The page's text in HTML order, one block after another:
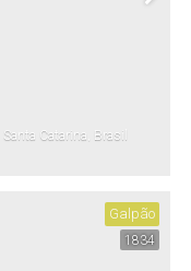
Santa Catarina Brasil
1834
Galpão